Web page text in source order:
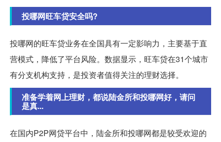
投哪网旺车贷安全吗?
投哪网的旺车贷业务在全国具有一定影响力，主要基于直
营模式，降低了平台风险。数据显示，旺车贷在31个城市
有分支机构支持，是投资者值得关注的理财选择。
准备学着网上理财，都说陆金所和投哪网好，请问
是真...
在国内P2P网贷平台中，陆金所和投哪网都是较受欢迎的